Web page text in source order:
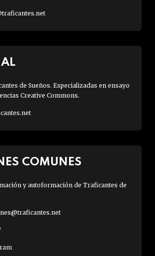
de Sueños. Especializadas en ensayo
Creative Commons.
COMUNES
y autoformación de Traficantes de